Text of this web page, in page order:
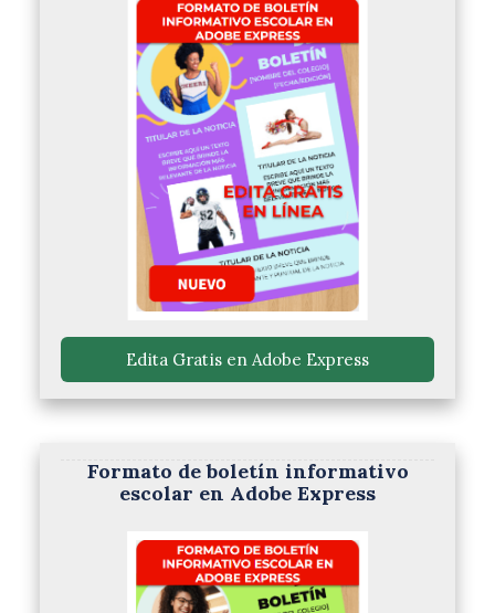
Edita Gratis en Adobe Express
Formato de boletín informativo
escolar en Adobe Express